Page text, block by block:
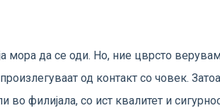
мора да се оди. Но, ние цврсто
од контакт со човек.
филијала, со ист квалитет и